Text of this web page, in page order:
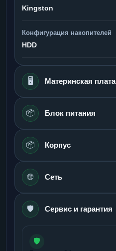
Kingston
Конфигурация накопителей
HDD
🖥️ Материнская плата
📦 Блок питания
📦 Корпус
🌐 Сеть
🛡️ Сервис и гарантия
🛡️